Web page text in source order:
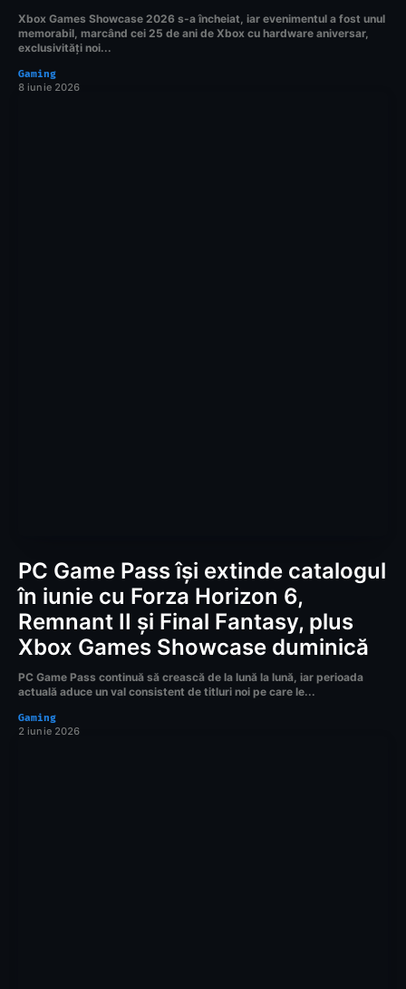
Xbox Games Showcase 2026 s-a încheiat, iar evenimentul a fost unul
memorabil, marcând cei 25 de ani de Xbox cu hardware aniversar,
exclusivități noi...
Gaming
8 iunie 2026
PC Game Pass își extinde catalogul
în iunie cu Forza Horizon 6,
Remnant II și Final Fantasy, plus
Xbox Games Showcase duminică
PC Game Pass continuă să crească de la lună la lună, iar perioada
actuală aduce un val consistent de titluri noi pe care le...
Gaming
2 iunie 2026